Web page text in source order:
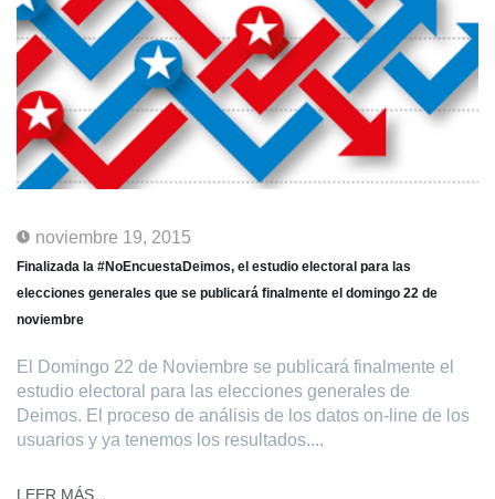
noviembre 19, 2015
Finalizada la #NoEncuestaDeimos, el estudio electoral para las
elecciones generales que se publicará finalmente el domingo 22 de
noviembre
El Domingo 22 de Noviembre se publicará finalmente el
estudio electoral para las elecciones generales de
Deimos. El proceso de análisis de los datos on-line de los
usuarios y ya tenemos los resultados....
LEER MÁS...